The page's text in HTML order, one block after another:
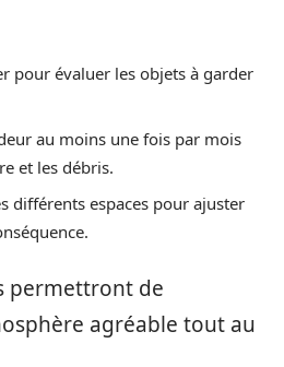
pour évaluer les objets à garder
au moins une fois par mois
et les débris.
différents espaces pour ajuster
permettront de
agréable tout au